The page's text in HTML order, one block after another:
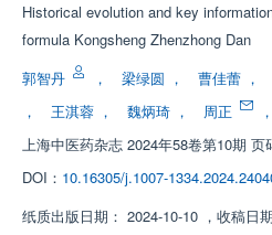
Historical evolution and key
formula Kongsheng Zhenzhong Dan
郭智丹
， 梁绿圆 ， 曹佳蕾 ，
，
王淇蓉 ， 魏炳琦 ， 周正 ，
上海中医药杂志 2024年58卷第10期 页
DOI： 10.16305/j.1007-
纸质出版日期： 2024-10-10 ， 收稿日